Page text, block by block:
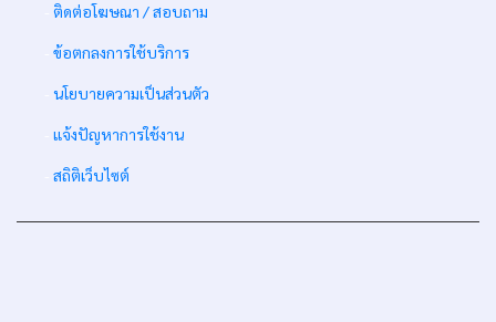
ติดต่อโฆษณา / สอบถาม
ข้อตกลงการใช้บริการ
นโยบายความเป็นส่วนตัว
แจ้งปัญหาการใช้งาน
สถิติเว็บไซต์